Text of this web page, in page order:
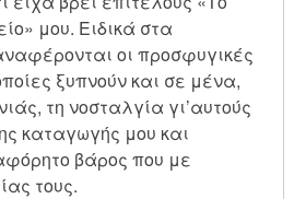
μου. Ειδικά στα
οι προσφυγικές
ξυπνούν και σε μένα,
τη νοσταλγία γι’αυτούς
καταγωγής μου και
βάρος που με
τους.